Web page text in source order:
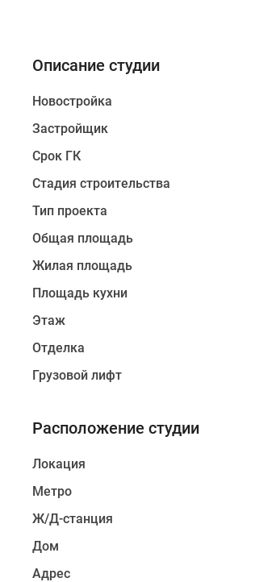
Описание студии
Новостройка
Застройщик
Срок ГК
Стадия строительства
Тип проекта
Общая площадь
Жилая площадь
Площадь кухни
Этаж
Отделка
Грузовой лифт
Расположение студии
Локация
Метро
Ж/Д-станция
Дом
Адрес